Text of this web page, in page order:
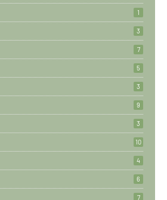
1
3
7
5
3
9
3
10
4
6
7